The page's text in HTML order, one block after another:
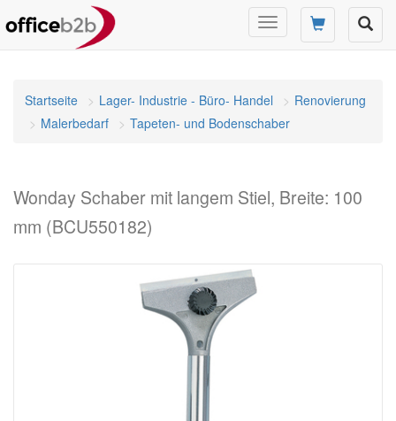
Navigation
umschalten
Startseite Lager- Industrie - Büro- Handel
Renovierung
Malerbedarf
Tapeten- und Bodenschaber
Wonday Schaber mit langem Stiel, Breite: 100
mm (BCU550182)